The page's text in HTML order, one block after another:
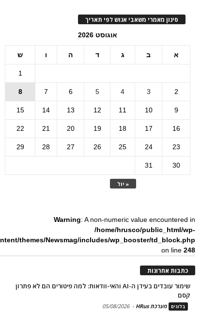
סינון מאמרי משאבי אנוש לפי תאריך
אוגוסט 2026
א ב ג ד ה ו ש
« יול
1
2
3
4
5
6
7
8
9
10
11
12
13
14
15
16
17
18
19
20
21
22
23
24
25
26
27
28
29
30
31
Warning: A non-numeric value encountered in
/home/hrusco/public_html/wp-
themes/Newsmag/includes/wp_booster/td_block.php
on line248
כתבות אחרונות
שימור עובדים בעידן ה-AI והאי-וודאות: למה פיטורים הם לא פתרון
קסם
בלוגים מערכת HRus -
05/08/2026